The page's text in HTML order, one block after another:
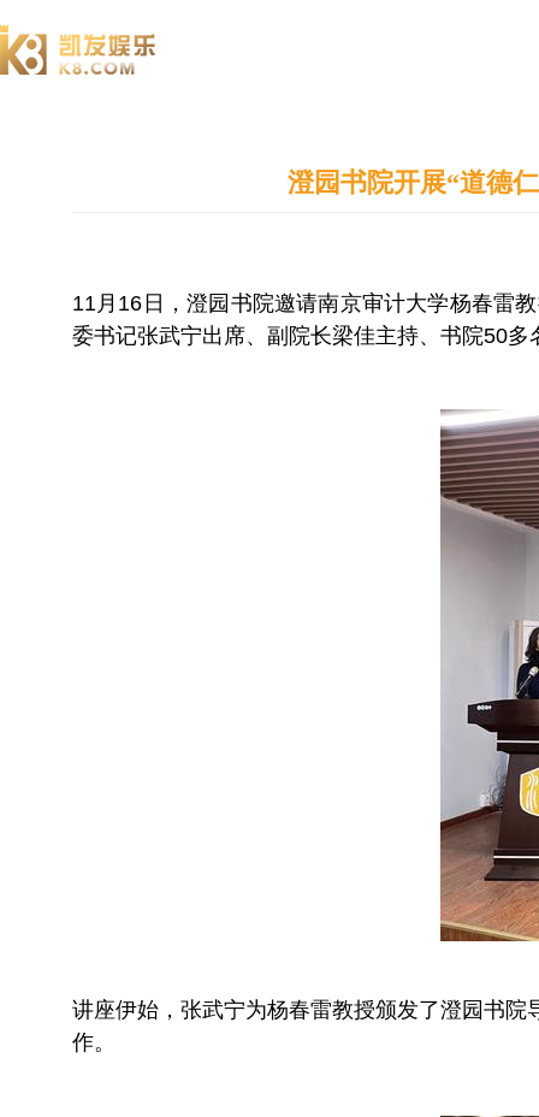
澄园书院开展“道德
11月16日，澄园书院邀请南京审计大学杨春雷
委书记张武宁出席、副院长梁佳主持、书院50多
讲座伊始，张武宁为杨春雷教授颁发了澄园书院
作。